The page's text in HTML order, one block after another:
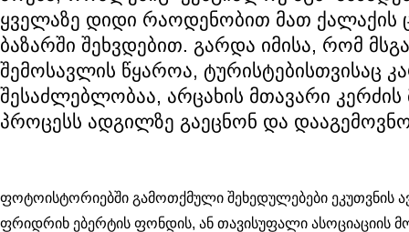
ყველაზე დიდი რაოდენობით მათ ქალაქის
ბაზარში შეხვდებით. გარდა იმისა, რომ
შემოსავლის წყაროა, ტურისტებისთვისაც
შესაძლებლობაა, არცახის მთავარი კერძის
პროცესს ადგილზე გაეცნონ და
ფოტოისტორიებში გამოთქმული შეხედულებები ეკუთვნის
ფრიდრიხ ებერტის ფონდის, ან თავისუფალი ასოციაციის